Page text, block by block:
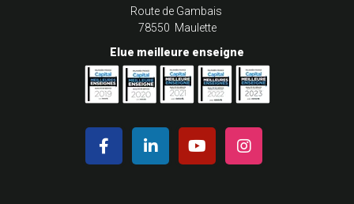
Route de Gambais
78550 Maulette
Elue meilleure enseigne